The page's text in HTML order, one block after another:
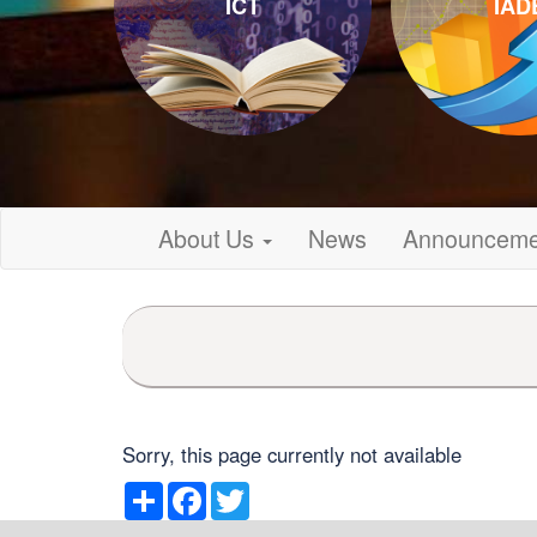
About Us News
Sorry, this page currently not available
Share Facebook